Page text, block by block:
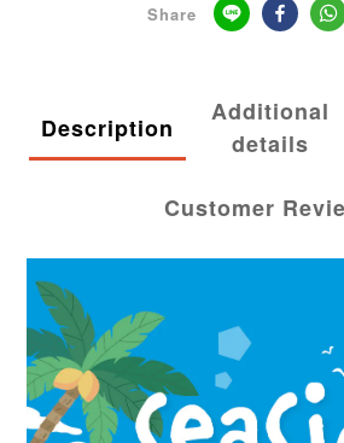
Share
Description
Additional
details
Customer